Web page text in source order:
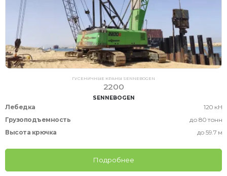
ГУСЕНИЧНЫЕ КРАНЫ SENNEBOGEN
2200
SENNEBOGEN
Лебедка
120 кН
Грузоподъемность
до 80 тонн
Высота крючка
до 59.7 м
Подробнее